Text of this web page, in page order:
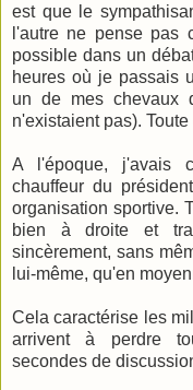
est que le
l'autre ne pense pas
possible dans un
heures où je passais
un de mes chevaux
n'existaient pas).
A l'époque, j'avais
chauffeur du
organisation sportive.
bien à droite et
sincèrement, sans
lui-même, qu'en
Cela caractérise les
arrivent à perdre
secondes de